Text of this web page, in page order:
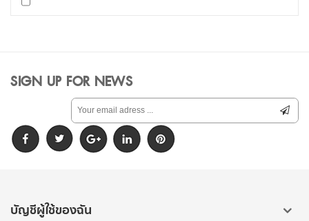
SIGN UP FOR NEWS
บัญชีผู้ใช้ของฉัน